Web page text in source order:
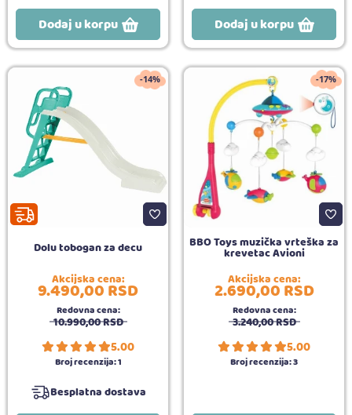
Dodaj u korpu Dodaj u korpu
-14%
Dolu tobogan za decu
Akcijska cena:
9.490,00RSD
Redovna cena:
10.990,00RSD
5.00
Broj recenzija:1
Besplatna dostava
-17%
BBO Toys muzička vrteška za
krevetac Avioni
Akcijska cena:
2.690,00RSD
Redovna cena:
3.240,00RSD
5.00
Broj recenzija:3